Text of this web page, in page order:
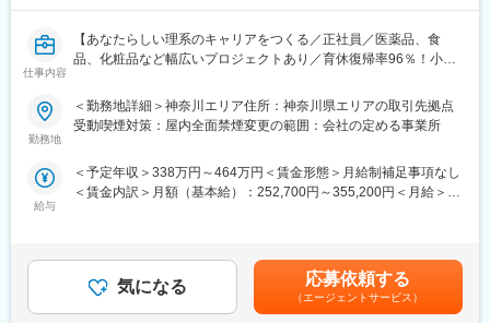
■組織構成：
籍しています。
国内・海外で900店舗以上を出店している飲食チェーン店になり
ます。
ており、出店数は日本トップクラスですが、店舗での営業だけで
はなく、メーカーとしての側面も持ち、国内の直営工場（現在8か
これまでに日本国内で600店舗以上のラーメン店をプロデュース
しています。
→◇プロデュース・コンサルティング事業
仕事内容
【あなたらしい理系のキャリアをつくる／正社員／医薬品、食
品、化粧品など幅広いプロジェクトあり／育休復帰率96％！小学
■職務内容：
常駐先のメーカーや研究機関にて、バイオ分野の研究開発、分析
【常駐先候補】
【活躍分野（例）】
◎医薬品・創薬
勤務地
＜勤務地詳細＞神奈川エリア住所：神奈川県エリアの取引先拠点
受動喫煙対策：屋内全面禁煙変更の範囲：会社の定める事業所
給与
＜予定年収＞338万円～464万円＜賃金形態＞月給制補足事項なし
＜賃金内訳＞月額（基本給）：252,700円～355,200円＜月給＞
安の金額であり、選考を通じて上下する可能性があります。月給
(月額)は固定手当を含めた表記です。
気になる 応募依頼する
（エージェントサービス）